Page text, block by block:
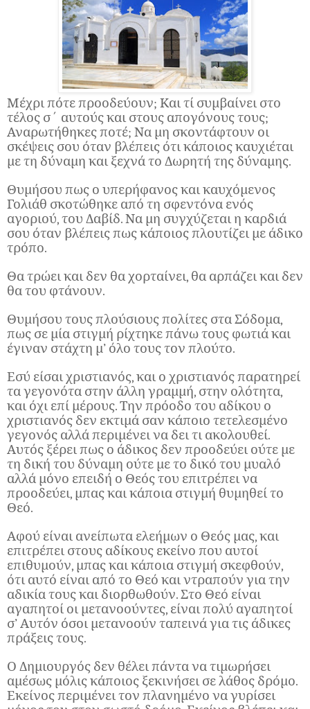
Μέχρι πότε προοδεύουν; Και τί συμβαίνει στο
τέλος σ΄ αυτούς και στους απογόνους τους;
Αναρωτήθηκες ποτέ; Να μη σκοντάφτουν οι
σκέψεις σου όταν βλέπεις ότι κάποιος καυχιέται
με τη δύναμη και ξεχνά το Δωρητή της δύναμης.
Θυμήσου πως ο υπερήφανος και καυχόμενος
Γολιάθ σκοτώθηκε από τη σφεντόνα ενός
αγοριού, του Δαβίδ. Να μη συγχύζεται η καρδιά
σου όταν βλέπεις πως κάποιος πλουτίζει με άδικο
τρόπο.
Θα τρώει και δεν θα χορταίνει, θα αρπάζει και δεν
θα του φτάνουν.
Θυμήσου τους πλούσιους πολίτες στα Σόδομα,
πως σε μία στιγμή ρίχτηκε πάνω τους φωτιά και
έγιναν στάχτη μ’ όλο τους τον πλούτο.
Εσύ είσαι χριστιανός, και ο χριστιανός παρατηρεί
τα γεγονότα στην άλλη γραμμή, στην ολότητα,
και όχι επί μέρους. Την πρόοδο του αδίκου ο
χριστιανός δεν εκτιμά σαν κάποιο τετελεσμένο
γεγονός αλλά περιμένει να δει τι ακολουθεί.
Αυτός ξέρει πως ο άδικος δεν προοδεύει ούτε με
τη δική του δύναμη ούτε με το δικό του μυαλό
αλλά μόνο επειδή ο Θεός του επιτρέπει να
προοδεύει, μπας και κάποια στιγμή θυμηθεί το
Θεό.
Αφού είναι ανείπωτα ελεήμων ο Θεός μας, και
επιτρέπει στους αδίκους εκείνο που αυτοί
επιθυμούν, μπας και κάποια στιγμή σκεφθούν,
ότι αυτό είναι από το Θεό και ντραπούν για την
αδικία τους και διορθωθούν. Στο Θεό είναι
αγαπητοί οι μετανοούντες, είναι πολύ αγαπητοί
σ’ Αυτόν όσοι μετανοούν ταπεινά για τις άδικες
πράξεις τους.
Ο Δημιουργός δεν θέλει πάντα να τιμωρήσει
αμέσως μόλις κάποιος ξεκινήσει σε λάθος δρόμο.
Εκείνος περιμένει τον πλανημένο να γυρίσει